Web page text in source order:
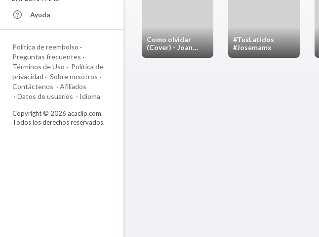
Como olvidar
(Cover) - Joan
#TusLatidos
#Josemamx
Ayuda
Politica de reembolso ·
Preguntas frecuentes ·
Términos de Uso · Política de
privacidad · Sobre nosotros ·
Contáctenos · Afiliados
· Datos de usuarios · Idioma
Copyright © 2026 acaclip.com.
Todos los derechos reservados.